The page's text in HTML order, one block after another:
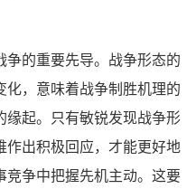
的重要先导。战争形态的
，意味着战争制胜机理的
缘起。只有敏锐发现战争形
作出积极回应，才能更好地
竞争中把握先机主动。这要